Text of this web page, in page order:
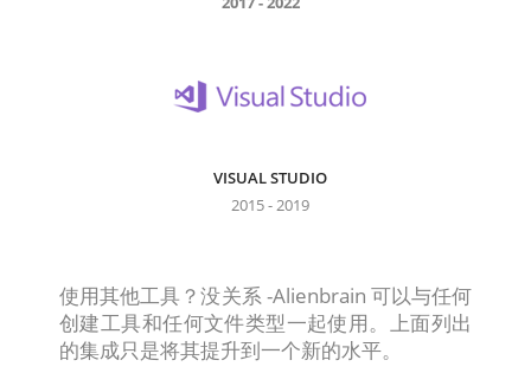
VISUAL STUDIO
2015 - 2019
使用其他工具？没关系 -Alienbrain 可以与任何
创建工具和任何文件类型一起使用。上面列出
的集成只是将其提升到一个新的水平。